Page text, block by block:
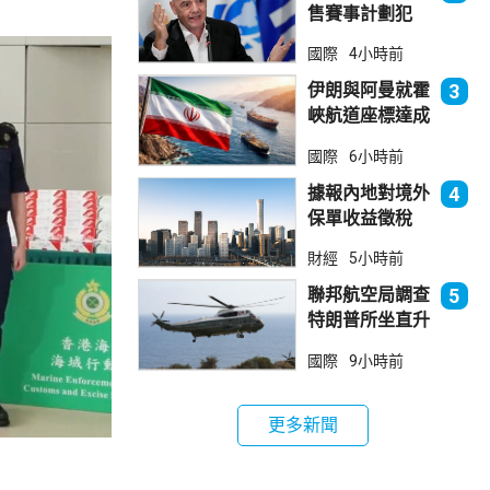
售賽事計劃犯
持恩芬天奴
國際 4小時前
伊朗與阿曼就霍
峽航道座標達成
部分途經伊朗領
海
3
國際 6小時前
據報內地對境外
保單收益徵稅
倫敦股價急跌
4
財經 5小時前
聯邦航空局調查
特朗普所坐直升
全事件
5
國際 9小時前
更多新聞